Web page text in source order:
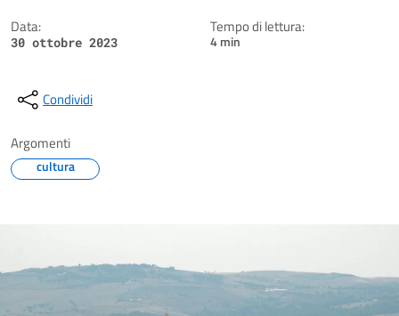
Data:
30 ottobre 2023
Tempo di lettura:
4 min
Condividi
Argomenti
cultura